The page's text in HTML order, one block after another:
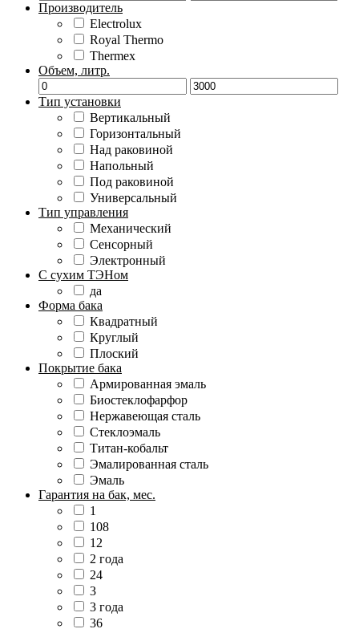
Производитель
Electrolux
Royal Thermo
Thermex
Объем, литр.
Тип установки
Вертикальный
Горизонтальный
Над раковиной
Напольный
Под раковиной
Универсальный
Тип управления
Механический
Сенсорный
Электронный
С сухим ТЭНом
да
Форма бака
Квадратный
Круглый
Плоский
Покрытие бака
Армированная эмаль
Биостеклофарфор
Нержавеющая сталь
Стеклоэмаль
Титан-кобальт
Эмалированная сталь
Эмаль
Гарантия на бак, мес.
1
108
12
2 года
24
3
3 года
36